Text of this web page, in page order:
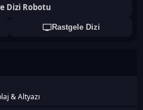
Dizi Robotu
Rastgele Dizi
& Altyazı